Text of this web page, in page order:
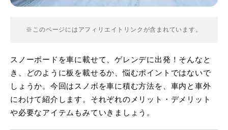
※このページにはアフィリエイトリンクが含まれています。
スノーボードを車に載せて、ゲレンデに出発！そんなと
き、どのように板を載せるか、悩むポイントではないで
しょうか。今回はスノボを車に積む方法を、車内と車外
にわけて紹介します。それぞれのメリット・デメリット
や必要なアイテムもみていきましょう。